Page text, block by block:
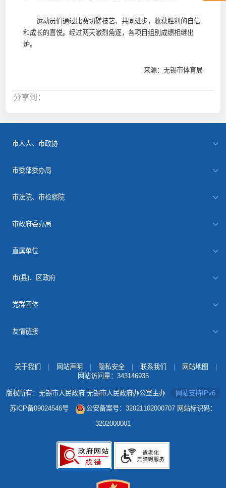
运动员们通过比赛切磋技艺、共同进步，收获胜利的自信
和成长的喜悦。经过两天激烈角逐，各项目组别成绩相继出
炉。
来源：无锡市体育局
分享到：
市人大、市政协
市委部委办局
市法院、市检察院
市政府委办局
直属单位
市(县)、区政府
党群团体
友情链接
关于我们 网站声明 隐私安全 联系我们 网站地图
网站访问量： 343146935
版权所有：无锡市人民政府 无锡市人民政府办公室主办
网站支持IPv6
苏ICP备09024546号
公安备案号：32021102000707 网站标识码：
3202000001